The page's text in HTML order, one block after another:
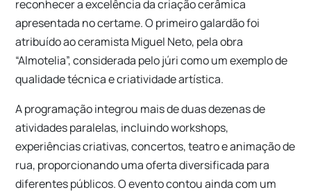
reconhecer a excelência da criação cerâmica
apresentada no certame. O primeiro galardão foi
atribuído ao ceramista Miguel Neto, pela obra
“Almotelia”, considerada pelo júri como um exemplo de
qualidade técnica e criatividade artística.
A programação integrou mais de duas dezenas de
atividades paralelas, incluindo workshops,
experiências criativas, concertos, teatro e animação de
rua, proporcionando uma oferta diversificada para
diferentes públicos. O evento contou ainda com um